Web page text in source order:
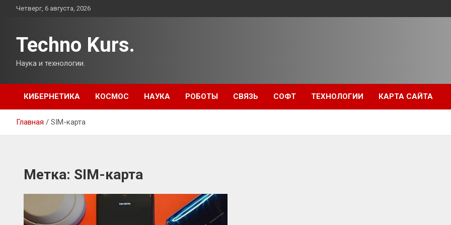
ПерейтиЧетверг, 6 августа, 2026
Techno Kurs.
Наука и технологии.
КИБЕРНЕТИКА КОСМОС НАУКА РОБОТЫ СВЯЗЬ СОФТ ТЕХНОЛОГИИ КАРТА САЙТА
Главная SIM-карта
Метка: SIM-карта